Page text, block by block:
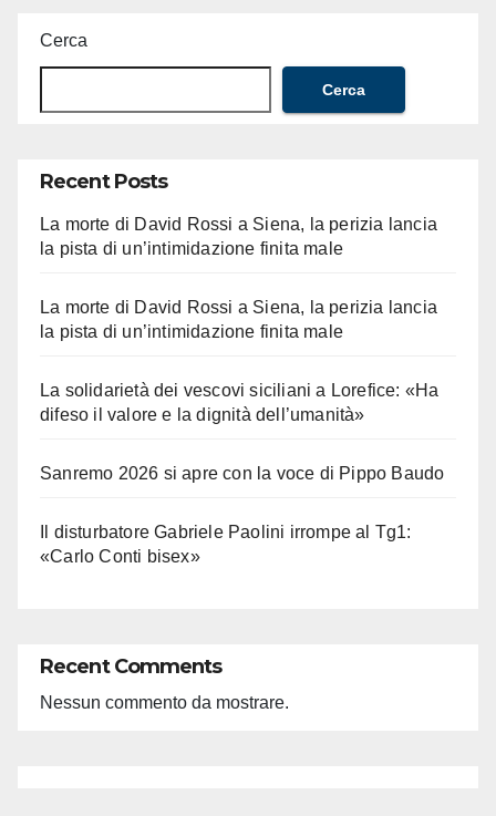
Cerca
Cerca
Recent Posts
La morte di David Rossi a Siena, la perizia lancia
la pista di un’intimidazione finita male
La morte di David Rossi a Siena, la perizia lancia
la pista di un’intimidazione finita male
La solidarietà dei vescovi siciliani a Lorefice: «Ha
difeso il valore e la dignità dell’umanità»
Sanremo 2026 si apre con la voce di Pippo Baudo
Il disturbatore Gabriele Paolini irrompe al Tg1:
«Carlo Conti bisex»
Recent Comments
Nessun commento da mostrare.